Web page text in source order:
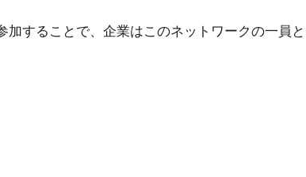
することで、企業はこのネットワークの一員と